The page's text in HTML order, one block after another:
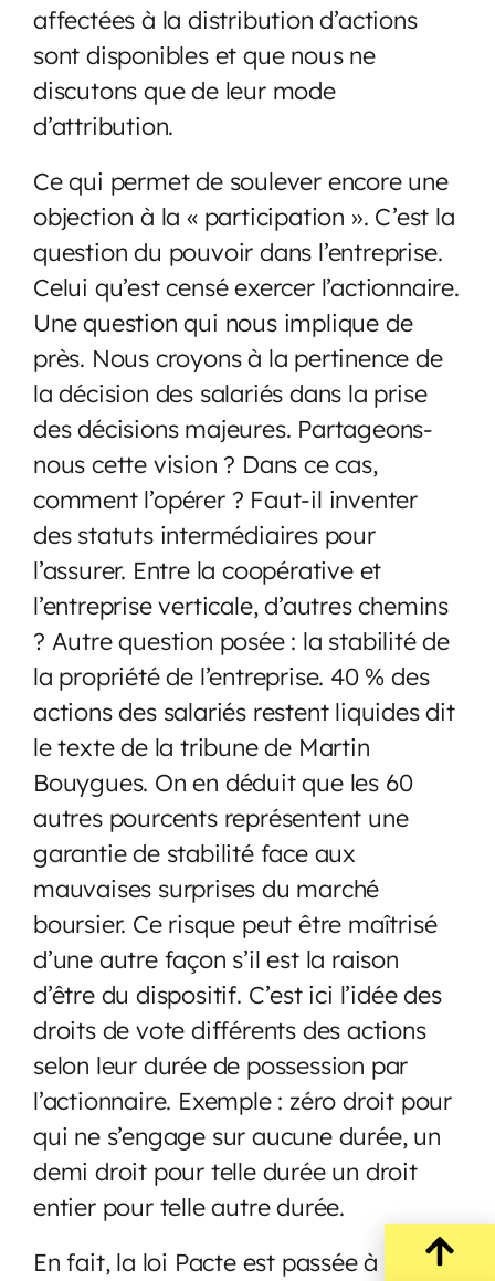
affectées à la distribution d’actions
sont disponibles et que nous ne
discutons que de leur mode
d’attribution.
Ce qui permet de soulever encore une
objection à la « participation ». C’est la
question du pouvoir dans l’entreprise.
Celui qu’est censé exercer l’actionnaire.
Une question qui nous implique de
près. Nous croyons à la pertinence de
la décision des salariés dans la prise
des décisions majeures. Partageons-
nous cette vision ? Dans ce cas,
comment l’opérer ? Faut-il inventer
des statuts intermédiaires pour
l’assurer. Entre la coopérative et
l’entreprise verticale, d’autres chemins
? Autre question posée : la stabilité de
la propriété de l’entreprise. 40 % des
actions des salariés restent liquides dit
le texte de la tribune de Martin
Bouygues. On en déduit que les 60
autres pourcents représentent une
garantie de stabilité face aux
mauvaises surprises du marché
boursier. Ce risque peut être maîtrisé
d’une autre façon s’il est la raison
d’être du dispositif. C’est ici l’idée des
droits de vote différents des actions
selon leur durée de possession par
l’actionnaire. Exemple : zéro droit pour
qui ne s’engage sur aucune durée, un
demi droit pour telle durée un droit
entier pour telle autre durée.
En fait, la loi Pacte est passée à côté